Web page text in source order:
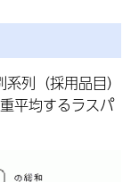
列（採用品目）
平均するラスパ